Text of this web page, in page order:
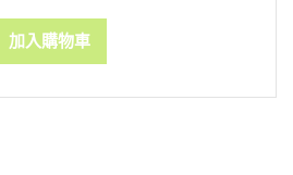
加入購物車